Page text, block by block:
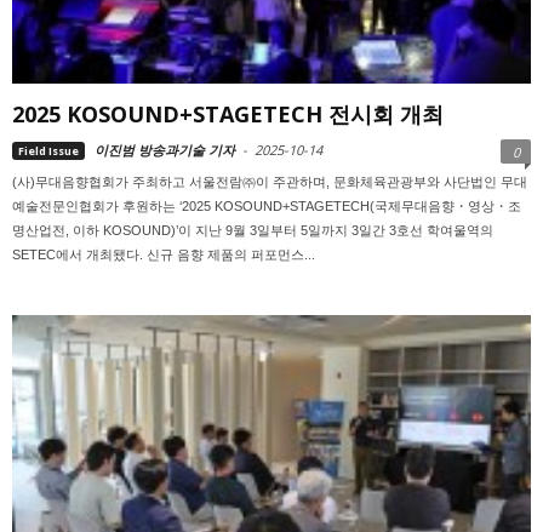
2025 KOSOUND+STAGETECH 전시회 개최
Field Issue 이진범 방송과기술 기자 - 2025-10-14 0
(사)무대음향협회가 주최하고 서울전람㈜이 주관하며, 문화체육관광부와 사단법인 무대
예술전문인협회가 후원하는 ‘2025 KOSOUND+STAGETECH(국제무대음향・영상・조
명산업전, 이하 KOSOUND)’이 지난 9월 3일부터 5일까지 3일간 3호선 학여울역의
SETEC에서 개최됐다. 신규 음향 제품의 퍼포먼스...